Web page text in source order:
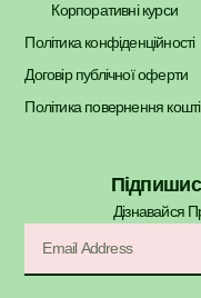
Корпоративні курси
Політика конфіденційності
Договір публічної оферти
Політика повернення
Дізнавайся